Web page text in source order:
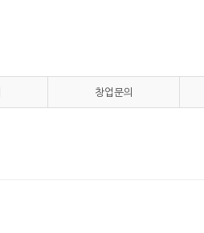
창업문의